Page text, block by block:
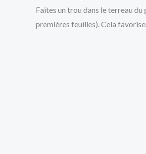
Faites un trou dans le terreau
premières feuilles). Cela